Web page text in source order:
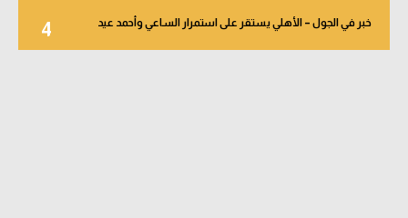
4 خبر في الجول – الأهلي يستقر على استمرار الساعي وأحمد عيد